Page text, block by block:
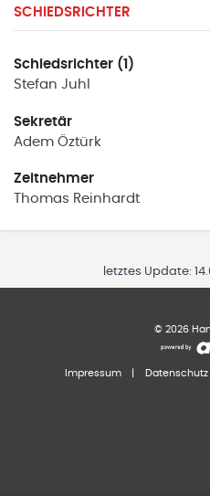
SCHIEDSRICHTER
Schiedsrichter (1)
Stefan Juhl
Sekretär
Adem Öztürk
Zeitnehmer
Thomas Reinhardt
letztes Update:
© 2026
Impressum Datenschutz